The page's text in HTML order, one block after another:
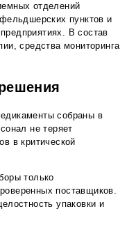
отделений
пунктов и
В состав
средства мониторинга
собраны в
не теряет
в критической
только
поставщиков.
упаковки и